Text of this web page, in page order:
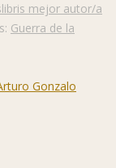
mejor autor/a
Guerra de la